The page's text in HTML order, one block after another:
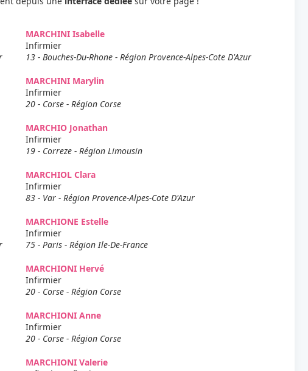
MARCHINI Isabelle
Infirmier
13 - Bouches-Du-Rhone - Région Provence-Alpes-Cote D'Azur
MARCHINI Marylin
Infirmier
20 - Corse - Région Corse
MARCHIO Jonathan
Infirmier
19 - Correze - Région Limousin
MARCHIOL Clara
Infirmier
83 - Var - Région Provence-Alpes-Cote D'Azur
MARCHIONE Estelle
Infirmier
75 - Paris - Région Ile-De-France
MARCHIONI Hervé
Infirmier
20 - Corse - Région Corse
MARCHIONI Anne
Infirmier
20 - Corse - Région Corse
MARCHIONI Valerie